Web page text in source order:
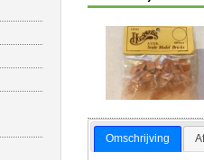
Omschrijving